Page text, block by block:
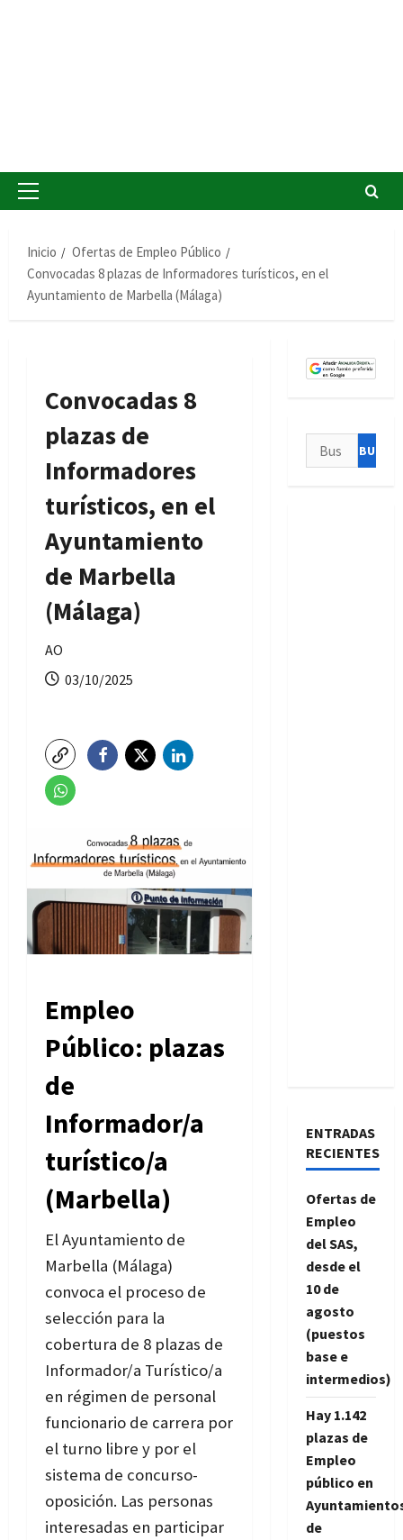
Menú
Inicio
Ofertas de Empleo Público
Convocadas 8 plazas de Informadores turísticos, en el
Ayuntamiento de Marbella (Málaga)
Convocadas 8
plazas de
Informadores
turísticos, en el
Ayuntamiento
de Marbella
(Málaga)
AO
03/10/2025
Empleo
Público: plazas
de
Informador/a
turístico/a
(Marbella)
El Ayuntamiento de
Marbella (Málaga)
convoca el proceso de
selección para la
cobertura de 8 plazas de
Informador/a Turístico/a
en régimen de personal
funcionario de carrera por
el turno libre y por el
sistema de concurso-
oposición. Las personas
interesadas en participar
Buscar:
ENTRADAS
RECIENTES
Ofertas de
Empleo
del SAS,
desde el
10 de
agosto
(puestos
base e
intermedios)
Hay 1.142
plazas de
Empleo
público en
de